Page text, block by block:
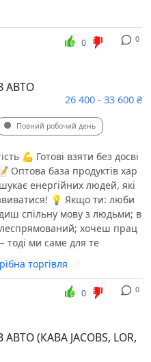
0
0
АВТО
26 400 - 33 600 ₴
Повний робочий день
💪 Готові взяти без досві
Оптова база продуктів хар
енергійних людей, які
💡 Якщо ти: люби
спільну мову з людьми; в
хочеш прац
ми саме для те
торгівля
0
0
(КАВА JACOBS, LOR,